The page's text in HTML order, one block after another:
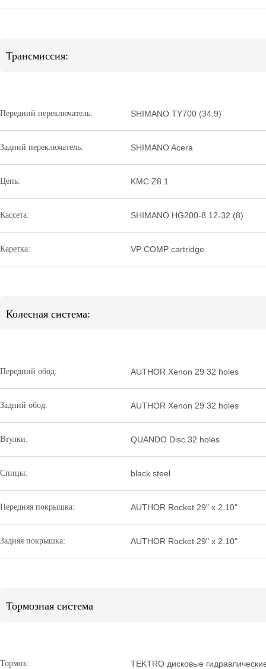
Трансмиссия:
Передний переключатель: SHIMANO TY700 (34.9)
Задний переключатель: SHIMANO Acera
Цепь: KMC Z8.1
Кассета: SHIMANO HG200-8 12-32 (8)
Каретка: VP COMP cartridge
Колесная система:
Передний обод: AUTHOR Xenon 29 32 holes
Задний обод: AUTHOR Xenon 29 32 holes
Втулки: QUANDO Disc 32 holes
Спицы: black steel
Передняя покрышка: AUTHOR Rocket 29" x 2.10"
Задняя покрышка: AUTHOR Rocket 29" x 2.10"
Тормозная система
Тормоз: TEKTRO дисковые